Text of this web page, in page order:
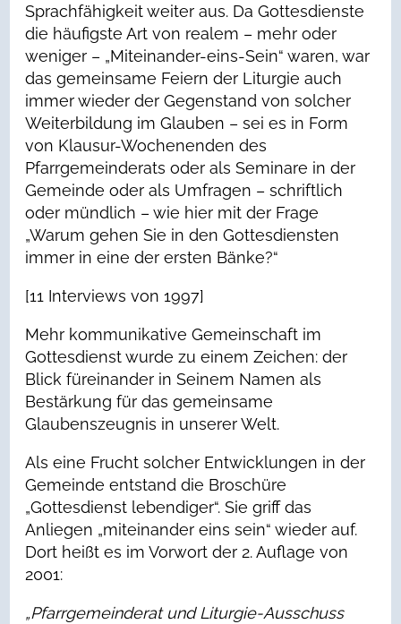
Sprachfähigkeit weiter aus. Da Gottesdienste
die häufigste Art von realem – mehr oder
weniger – „Miteinander-eins-Sein“ waren, war
das gemeinsame Feiern der Liturgie auch
immer wieder der Gegenstand von solcher
Weiterbildung im Glauben – sei es in Form
von Klausur-Wochenenden des
Pfarrgemeinderats oder als Seminare in der
Gemeinde oder als Umfragen – schriftlich
oder mündlich – wie hier mit der Frage
„Warum gehen Sie in den Gottesdiensten
immer in eine der ersten Bänke?“
[11 Interviews von 1997]
Mehr kommunikative Gemeinschaft im
Gottesdienst wurde zu einem Zeichen: der
Blick füreinander in Seinem Namen als
Bestärkung für das gemeinsame
Glaubenszeugnis in unserer Welt.
Als eine Frucht solcher Entwicklungen in der
Gemeinde entstand die Broschüre
„Gottesdienst lebendiger“. Sie griff das
Anliegen „miteinander eins sein“ wieder auf.
Dort heißt es im Vorwort der 2. Auflage von
2001:
„Pfarrgemeinderat und Liturgie-Ausschuss